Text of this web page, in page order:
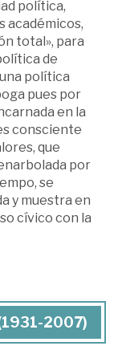
política,
académicos,
total», para
de
política
pues por
en la
consciente
que
por
se
y muestra en
cívico con la
2007)